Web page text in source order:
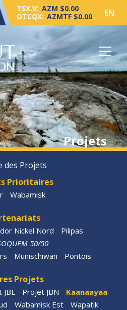
TSX.V: AZM $0.00
OTCQX: AZMTF $0.00 EN
Projets
des Projets
Prioritaires
Wabamisk
Nickel Nord
Pilipas
50/50
Munischiwan Pontois
Projets
Projet JBN
Kaanaayaa
Wabamisk Est Wapatik